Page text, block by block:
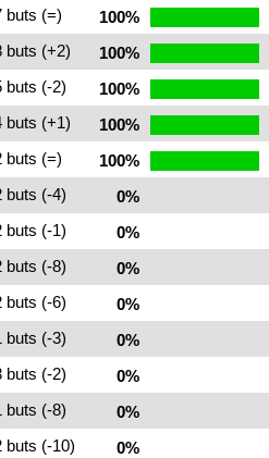
buts (=) 100%
buts (+2) 100%
buts (-2) 100%
buts (+1) 100%
buts (=) 100%
buts (-4) 0%
buts (-1) 0%
buts (-8) 0%
buts (-6) 0%
buts (-3) 0%
buts (-2) 0%
buts (-8) 0%
buts (-10) 0%